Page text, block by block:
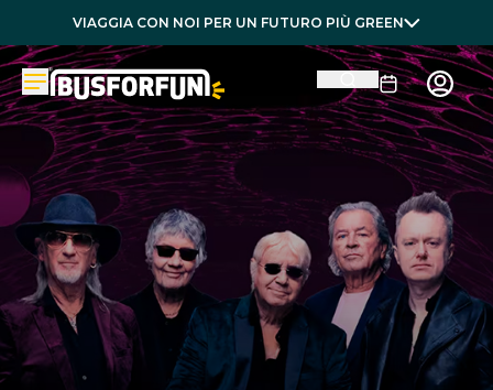
VIAGGIA CON NOI PER UN FUTURO PIÙ GREEN